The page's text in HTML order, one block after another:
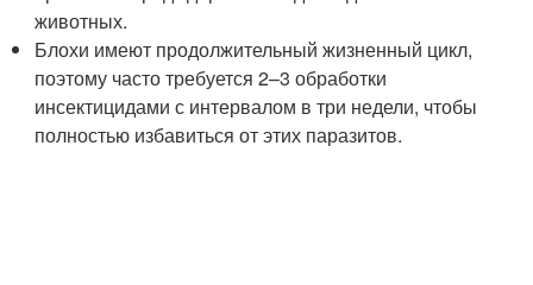
животных.
Блохи имеют продолжительный жизненный цикл,
поэтому часто требуется 2–3 обработки
инсектицидами с интервалом в три недели, чтобы
полностью избавиться от этих паразитов.